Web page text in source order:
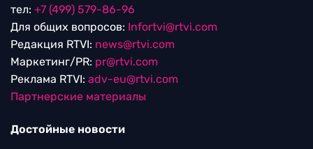
тел: +7 (499) 579-86-96
Для общих вопросов: Infortvi@rtvi.com
Редакция RTVI: news@rtvi.com
Маркетинг/PR: pr@rtvi.com
Реклама RTVI: adv-eu@rtvi.com
Партнерские материалы
Достойные новости